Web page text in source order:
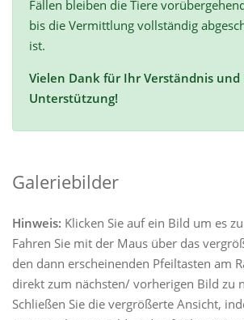
Fällen bleiben die Tiere
bis die Vermittlung vollständig
ist.
Vielen Dank für Ihr Verständnis und
Unterstützung!
Galeriebilder
Hinweis: Klicken Sie auf ein Bild um es
Fahren Sie mit der Maus über das
den dann erscheinenden Pfeiltasten am
direkt zum nächsten/ vorherigen Bild zu
Schließen Sie die vergrößerte Ansicht,